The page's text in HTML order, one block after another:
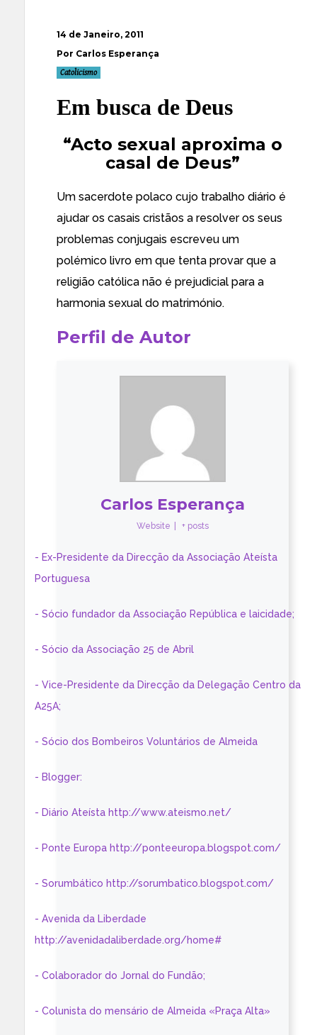
14 de Janeiro, 2011
Por Carlos Esperança
Catolicismo
Em busca de Deus
“Acto sexual aproxima o
casal de Deus”
Um sacerdote polaco cujo trabalho diário é
ajudar os casais cristãos a resolver os seus
problemas conjugais escreveu um
polémico livro em que tenta provar que a
religião católica não é prejudicial para a
harmonia sexual do matrimónio.
Perfil de Autor
Carlos Esperança
Website + posts
- Ex-Presidente da Direcção da Associação Ateísta
Portuguesa
- Sócio fundador da Associação República e laicidade;
- Sócio da Associação 25 de Abril
- Vice-Presidente da Direcção da Delegação Centro da
A25A;
- Sócio dos Bombeiros Voluntários de Almeida
- Blogger:
- Diário Ateísta http://www.ateismo.net/
- Ponte Europa http://ponteeuropa.blogspot.com/
- Sorumbático http://sorumbatico.blogspot.com/
- Avenida da Liberdade
http://avenidadaliberdade.org/home#
- Colaborador do Jornal do Fundão;
- Colunista do mensário de Almeida «Praça Alta»